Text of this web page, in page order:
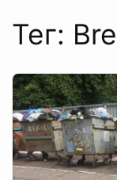
Тег: